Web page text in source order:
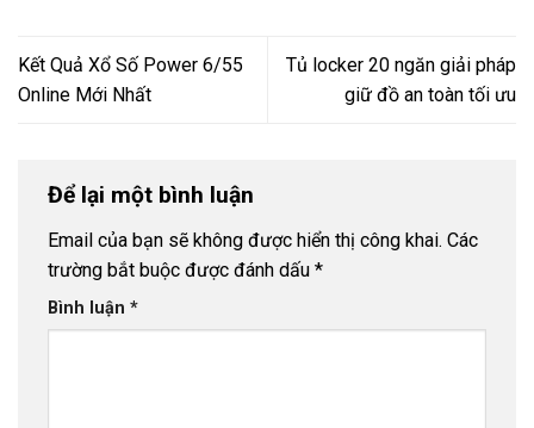
Kết Quả Xổ Số Power 6/55
Online Mới Nhất
Tủ locker 20 ngăn giải pháp
giữ đồ an toàn tối ưu
Để lại một bình luận
Email của bạn sẽ không được hiển thị công khai. Các
trường bắt buộc được đánh dấu *
Bình luận *